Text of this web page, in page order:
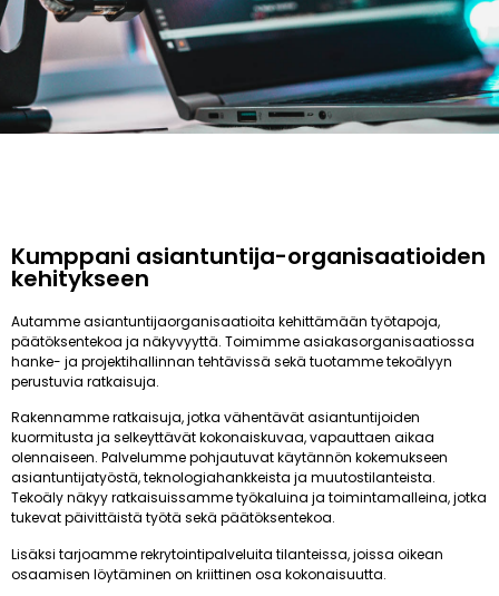
Kumppani asiantuntija-organisaatioiden
kehitykseen
Autamme asiantuntijaorganisaatioita kehittämään työtapoja,
päätöksentekoa ja näkyvyyttä. Toimimme asiakasorganisaatiossa
hanke- ja projektihallinnan tehtävissä sekä tuotamme tekoälyyn
perustuvia ratkaisuja.
Rakennamme ratkaisuja, jotka vähentävät asiantuntijoiden
kuormitusta ja selkeyttävät kokonaiskuvaa, vapauttaen aikaa
olennaiseen. Palvelumme pohjautuvat käytännön kokemukseen
asiantuntijatyöstä, teknologiahankkeista ja muutostilanteista.
Tekoäly näkyy ratkaisuissamme työkaluina ja toimintamalleina, jotka
tukevat päivittäistä työtä sekä päätöksentekoa.
Lisäksi tarjoamme rekrytointipalveluita tilanteissa, joissa oikean
osaamisen löytäminen on kriittinen osa kokonaisuutta.